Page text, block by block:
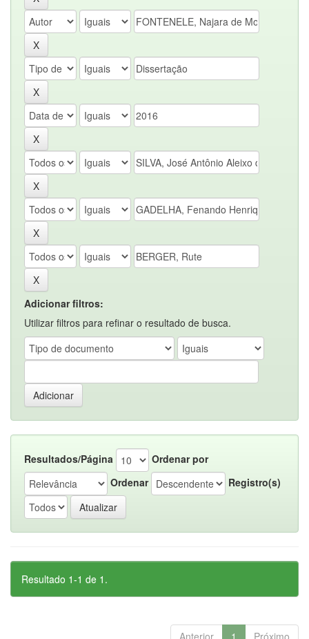
Adicionar filtros:
Utilizar filtros para refinar o resultado de busca.
Resultados/Página
Ordenar por
Ordenar
Registro(s)
Resultado 1-1 de 1.
Anterior 1 Próximo